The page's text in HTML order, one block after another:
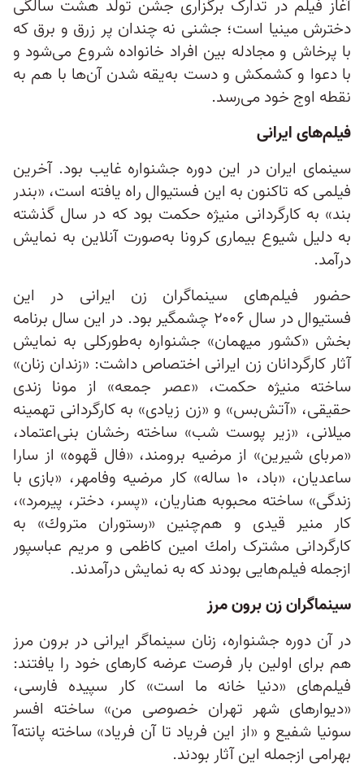
آغاز فیلم در تدارک برگزاری جشن تولد هشت‌ سالگی
دخترش مینیا است؛ جشنی نه چندان پر زرق و برق که
با پرخاش و مجادله بین افراد خانواده شروع می‌شود و
با دعوا و کشمکش و دست ‌به‌یقه شدن آن‌ها با هم به
نقطه اوج خود می‌رسد.
فیلم‌های ایرانی
سینمای ایران در این دوره جشنواره غایب بود. آخرین
فیلمی که تاکنون به این فستیوال راه یافته است، «بندر
بند» به کارگردانی منیژه حکمت بود که در سال گذشته
به دلیل شیوع بیماری کرونا به‌صورت آنلاین به نمایش
درآمد.
حضور فیلم‌های سینماگران زن ایرانی در این
فستیوال در سال ۲۰۰۶ چشمگیر بود. در این سال برنامه
بخش «کشور میهمان» جشنواره به‌طورکلی به نمایش
آثار کارگردانان زن ایرانی اختصاص داشت: «زندان زنان»
ساخته منيژه حكمت، «عصر جمعه» از مونا زندی
حقيقی، «آتش‌بس» و «زن زيادی» به كارگردانی تهمينه
ميلانی، «زير پوست شب» ساخته رخشان بنى‌اعتماد،
«مربای شيرين» از مرضيه برومند، «فال قهوه» از سارا
ساعديان، «باد، ۱۰ ساله» كار مرضيه وفامهر، «بازی با
زندگی» ساخته محبوبه هناريان، «پسر، دختر، پيرمرد»،
كار منير قيدی و هم‌چنین «رستوران متروك» به
کارگردانی مشترک رامك امين كاظمی و مريم عباسپور
ازجمله فيلم‌هايى بودند که به نمایش درآمدند.
سینماگران زن برون‌ مرز
در آن دوره جشنواره، زنان سینماگر ايرانی در برون‌ مرز
هم برای اولين بار فرصت عرضه كارهای خود را يافتند:
فيلم‌های «دنيا خانه ما است» كار سپيده فارسی،
«ديوارهای شهر ­تهران خصوصی من» ساخته افسر
سونيا شفيع و «از اين فرياد تا آن فرياد» ساخته پانته‌آ
بهرامی ازجمله این آثار بودند.